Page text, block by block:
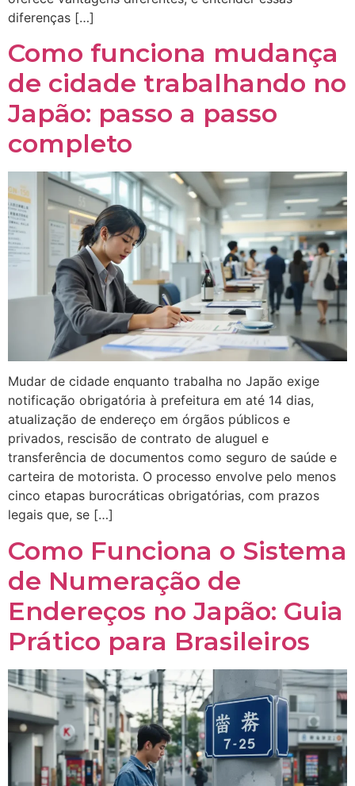
diferenças […]
Como funciona mudança
de cidade trabalhando no
Japão: passo a passo
completo
Mudar de cidade enquanto trabalha no Japão exige
notificação obrigatória à prefeitura em até 14 dias,
atualização de endereço em órgãos públicos e
privados, rescisão de contrato de aluguel e
transferência de documentos como seguro de saúde e
carteira de motorista. O processo envolve pelo menos
cinco etapas burocráticas obrigatórias, com prazos
legais que, se […]
Como Funciona o Sistema
de Numeração de
Endereços no Japão: Guia
Prático para Brasileiros